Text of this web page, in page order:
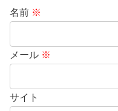
名前 ※
メール ※
サイト